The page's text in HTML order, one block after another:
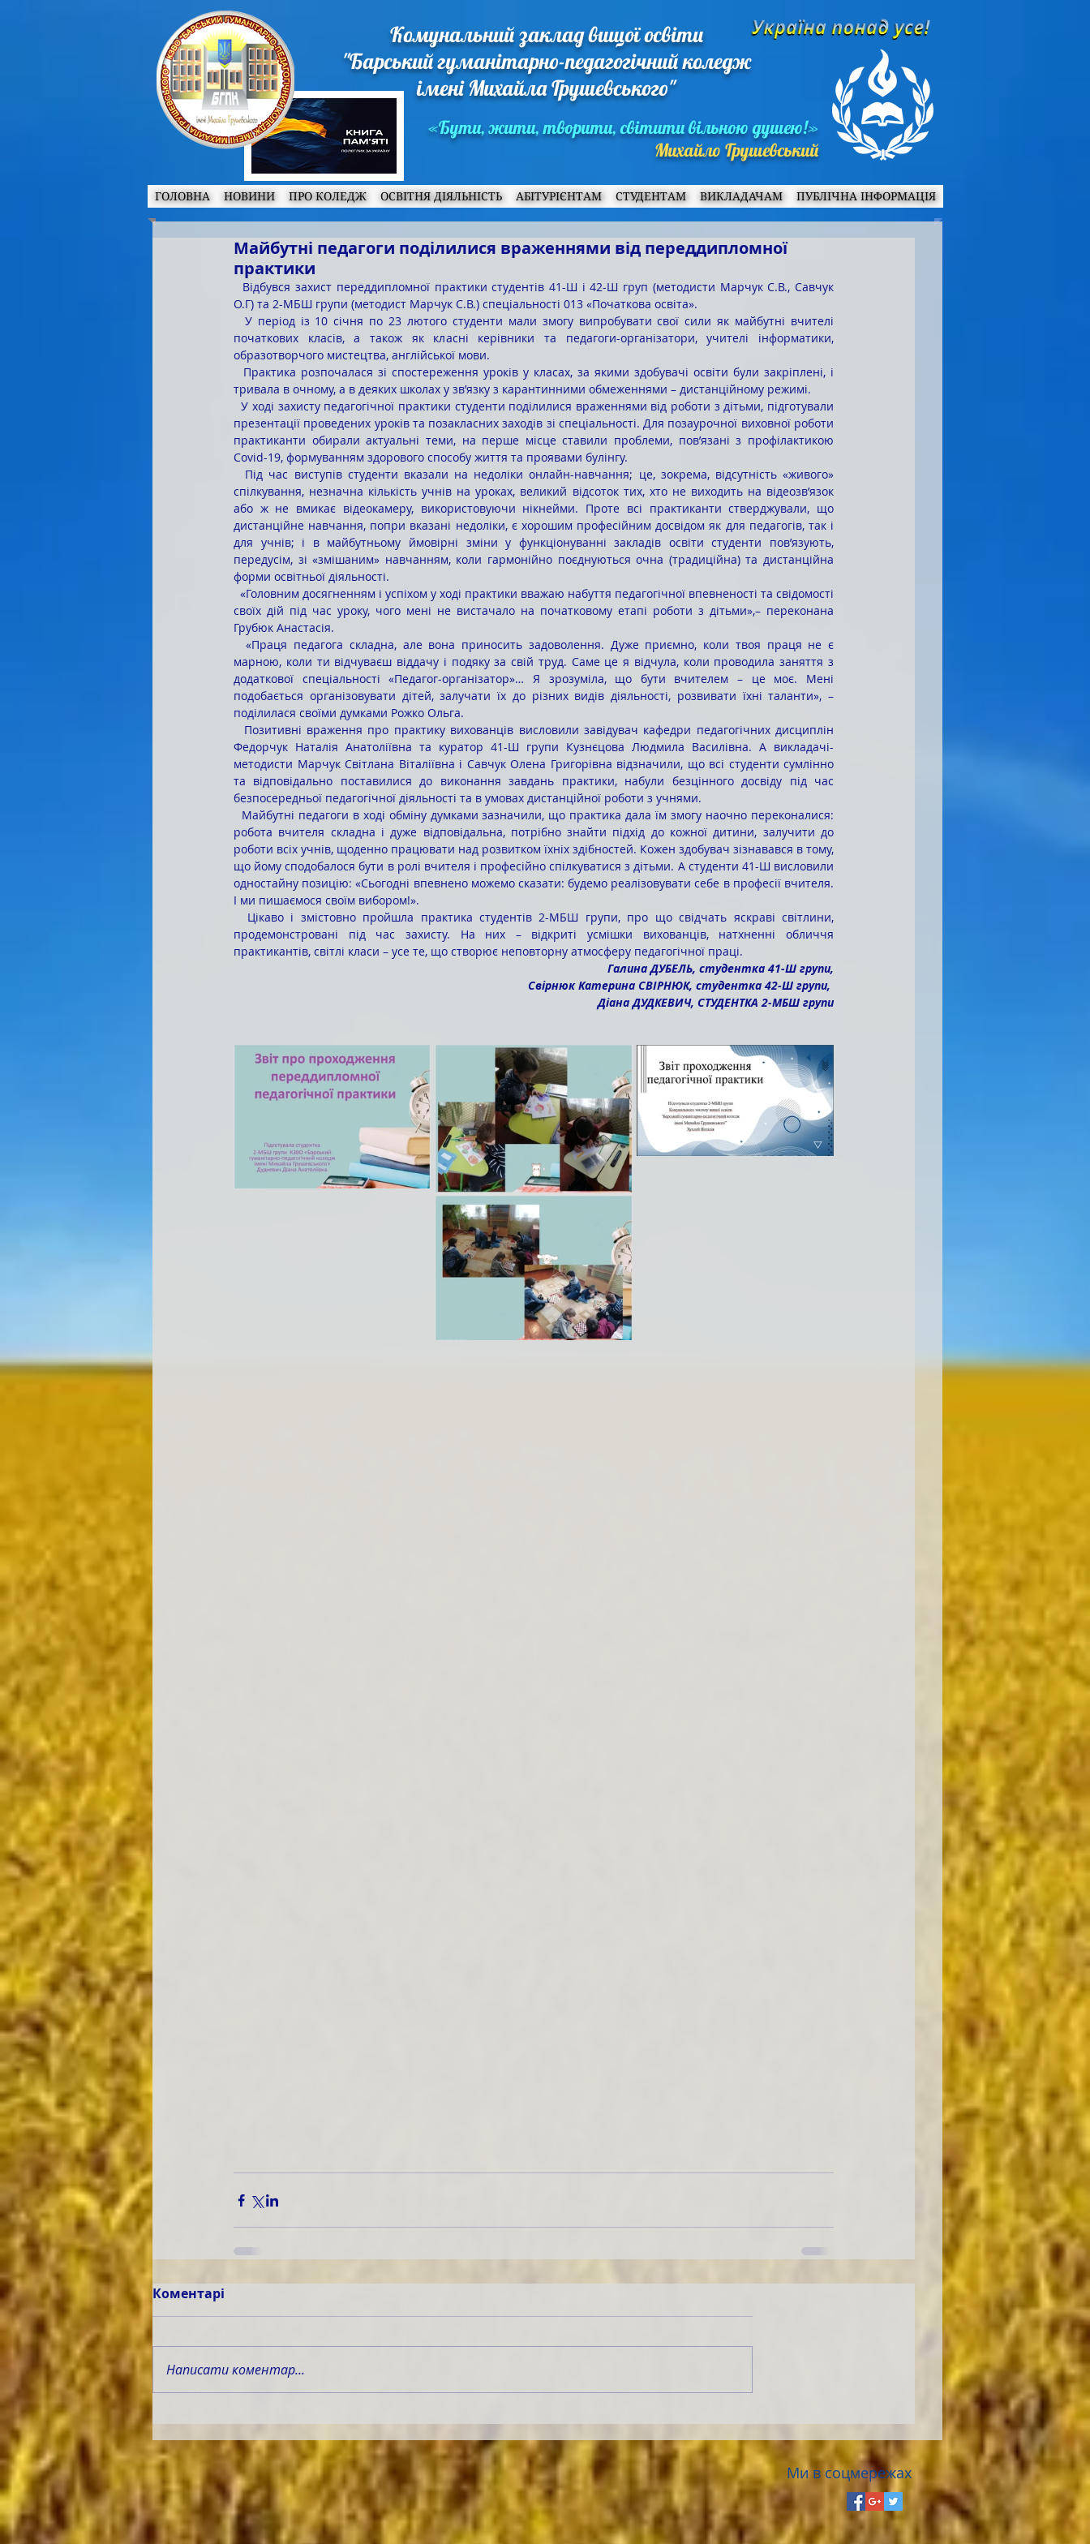
Комунальний заклад вищої освіти
"Барський гуманітарно-педагогічний коледж
імені Михайла Грушевського"
«Бути, жити, творити, світити вільною душею!»
Михайло Грушевський
ГОЛОВНА НОВИНИ ПРО КОЛЕДЖ ОСВІТНЯ ДІЯЛЬНІСТЬ АБІТУРІЄНТАМ СТУДЕНТАМ ВИКЛАДАЧАМ ПУБЛІЧНА ІНФОРМАЦІЯ
Майбутні педагоги поділилися враженнями від переддипломної
практики
О.Г) та 2-МБШ групи (методист Марчук С.В.) спеціальності 013 «Початкова освіта».
початкових класів, а також як класні керівники та педагоги-організатори, учителі інформатики,
образотворчого мистецтва, англійської мови.
тривала в очному, а в деяких школах у зв’язку з карантинними обмеженнями – дистанційному режимі.
  У ході захисту педагогічної практики студенти поділилися враженнями від роботи з дітьми, підготували
презентації проведених уроків та позакласних заходів зі спеціальності. Для позаурочної виховної роботи
практиканти обирали актуальні теми, на перше місце ставили проблеми, пов’язані з профілактикою
Covid-19, формуванням здорового способу життя та проявами булінгу.
спілкування, незначна кількість учнів на уроках, великий відсоток тих, хто не виходить на відеозв’язок
або ж не вмикає відеокамеру, використовуючи нікнейми. Проте всі практиканти стверджували, що
дистанційне навчання, попри вказані недоліки, є хорошим професійним досвідом як для педагогів, так і
для учнів; і в майбутньому ймовірні зміни у функціонуванні закладів освіти студенти пов’язують,
передусім, зі «змішаним» навчанням, коли гармонійно поєднуються очна (традиційна) та дистанційна
форми освітньої діяльності.
своїх дій під час уроку, чого мені не вистачало на початковому етапі роботи з дітьми»,– переконана
Грубюк Анастасія.
  «Праця педагога складна, але вона приносить задоволення. Дуже приємно, коли твоя праця не є
марною, коли ти відчуваєш віддачу і подяку за свій труд. Саме це я відчула, коли проводила заняття з
додаткової спеціальності «Педагог-організатор»… Я зрозуміла, що бути вчителем – це моє. Мені
подобається організовувати дітей, залучати їх до різних видів діяльності, розвивати їхні таланти», –
поділилася своїми думками Рожко Ольга.
Федорчук Наталія Анатоліївна та куратор 41-Ш групи Кузнєцова Людмила Василівна. А викладачі-
методисти Марчук Світлана Віталіївна і Савчук Олена Григорівна відзначили, що всі студенти сумлінно
та відповідально поставилися до виконання завдань практики, набули безцінного досвіду під час
безпосередньої педагогічної діяльності та в умовах дистанційної роботи з учнями.
робота вчителя складна і дуже відповідальна, потрібно знайти підхід до кожної дитини, залучити до
роботи всіх учнів, щоденно працювати над розвитком їхніх здібностей. Кожен здобувач зізнавався в тому,
що йому сподобалося бути в ролі вчителя і професійно спілкуватися з дітьми. А студенти 41-Ш висловили
одностайну позицію: «Сьогодні впевнено можемо сказати: будемо реалізовувати себе в професії вчителя.
І ми пишаємося своїм вибором!».
продемонстровані під час захисту. На них – відкриті усмішки вихованців, натхненні обличчя
практикантів, світлі класи – усе те, що створює неповторну атмосферу педагогічної праці.
Галина ДУБЕЛЬ, студентка 41-Ш групи,
Свірнюк Катерина СВІРНЮК, студентка 42-Ш групи,
Діана ДУДКЕВИЧ, СТУДЕНТКА 2-МБШ групи
Коментарі
Написати коментар...
Ми в соцмережах